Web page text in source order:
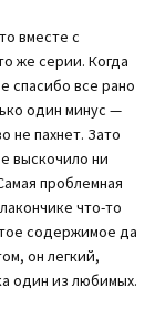
дерева.
продукта имеют
комплексно,
ожидать
вместе с
же серии. Когда
спасибо все рано
один минус —
не пахнет. Зато
выскочило ни
проблемная
что-то
содержимое да
он легкий,
один из любимых.